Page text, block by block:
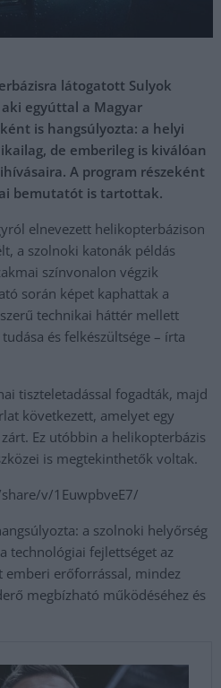
látogatott Sulyok
egyúttal a Magyar
is hangsúlyozta: a helyi
de emberileg is kiválóan
A program részeként
bemutatót is tartottak.
elnevezett helikopterbázison
a szolnoki katonák példás
színvonalon végzik
során képet kaphattak a
technikai háttér mellett
és felkészültsége – írta
tiszteletadással fogadták, majd
következett, amelyet egy
Ez utóbbin a helikopterbázis
is megtekinthetők voltak.
v/1EuwpbveE7/
a szolnoki helyőrség
technológiai fejlettséget az
emberi erőforrással, mindez
megbízható működéséhez és